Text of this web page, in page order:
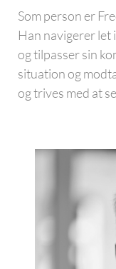
Som person er
Han navigerer let
og tilpasser sin
situation og
og trives med at